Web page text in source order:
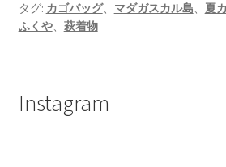
タグ: カゴバッグ、 マダガスカル島、 夏
ふくや、 萩着物
Instagram